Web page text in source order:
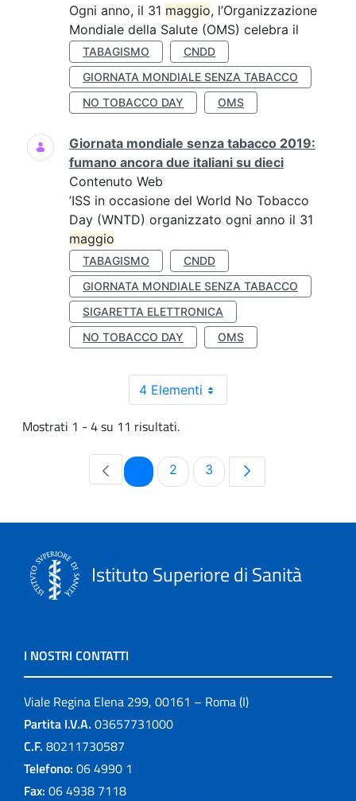
Ogni anno, il 31 maggio, l’Organizzazione
Mondiale della Salute (OMS) celebra il
TABAGISMO
CNDD
GIORNATA MONDIALE SENZA TABACCO
NO TOBACCO DAY
OMS
Giornata mondiale senza tabacco 2019:
fumano ancora due italiani su dieci
Contenuto Web
’ISS in occasione del World No Tobacco
Day (WNTD) organizzato ogni anno il 31
maggio
TABAGISMO
CNDD
GIORNATA MONDIALE SENZA TABACCO
SIGARETTA ELETTRONICA
NO TOBACCO DAY
OMS
4 Elementi
Mostrati 1 - 4 su 11 risultati.
PaginaPagina
2 Pagina
3
Istituto Superiore di Sanità
I NOSTRI CONTATTI
Viale Regina Elena 299, 00161 – Roma (I)
Partita I.V.A. 03657731000
C.F. 80211730587
Telefono: 06 4990 1
Fax: 06 4938 7118